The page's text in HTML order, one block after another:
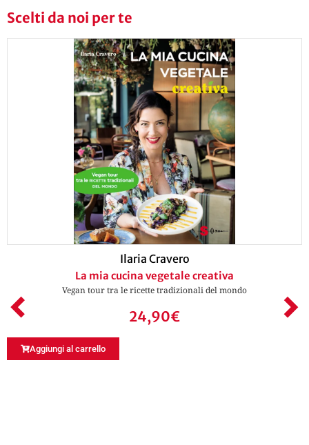
Scelti da noi per te
Ilaria Cravero
La mia cucina vegetale creativa
Vegan tour tra le ricette tradizionali del mondo
24,90€
Aggiungi al carrello